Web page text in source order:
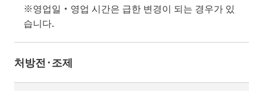
※영업일・영업 시간은 급한 변경이 되는 경우가 있
습니다.
처방전·조제